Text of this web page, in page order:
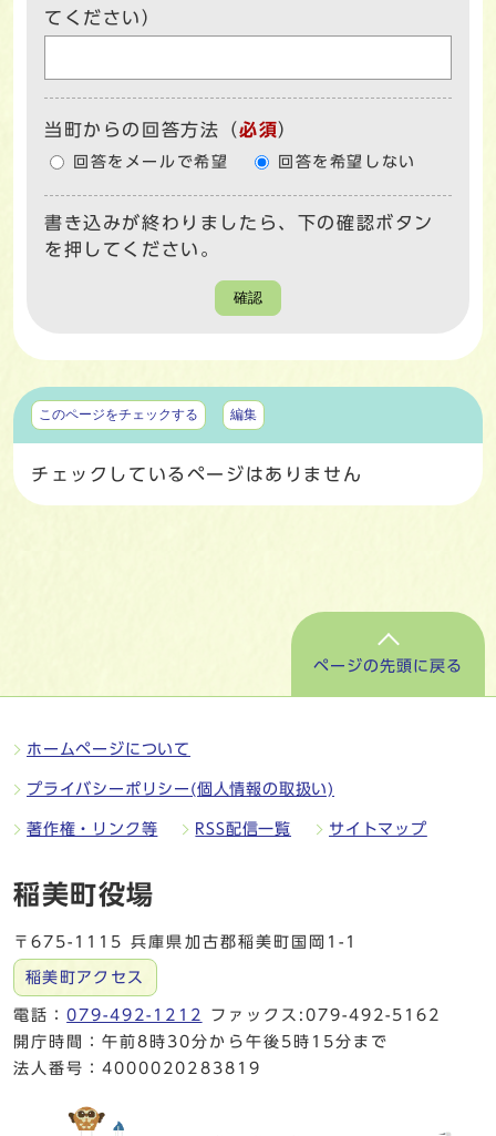
てください）
当町からの回答方法 （必須）
回答をメールで希望 回答を希望しない
書き込みが終わりましたら、下の確認ボタン
を押してください。
確認
マイページ
このページをチェックする 編集
チェックしているページはありません
ページの先頭に戻る
ホームページについて
プライバシーポリシー(個人情報の取扱い)
著作権・リンク等 RSS配信一覧 サイトマップ
稲美町役場
〒675-1115 兵庫県加古郡稲美町国岡1-1
稲美町アクセス
電話：079-492-1212
ファックス:079-492-5162
開庁時間：午前8時30分から午後5時15分まで
法人番号：4000020283819